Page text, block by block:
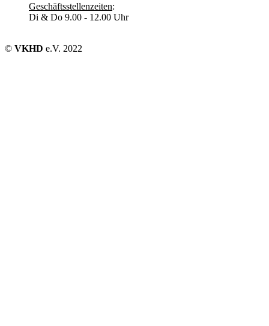
Geschäftsstellenzeiten:
Di & Do 9.00 - 12.00 Uhr
© VKHD e.V. 2022